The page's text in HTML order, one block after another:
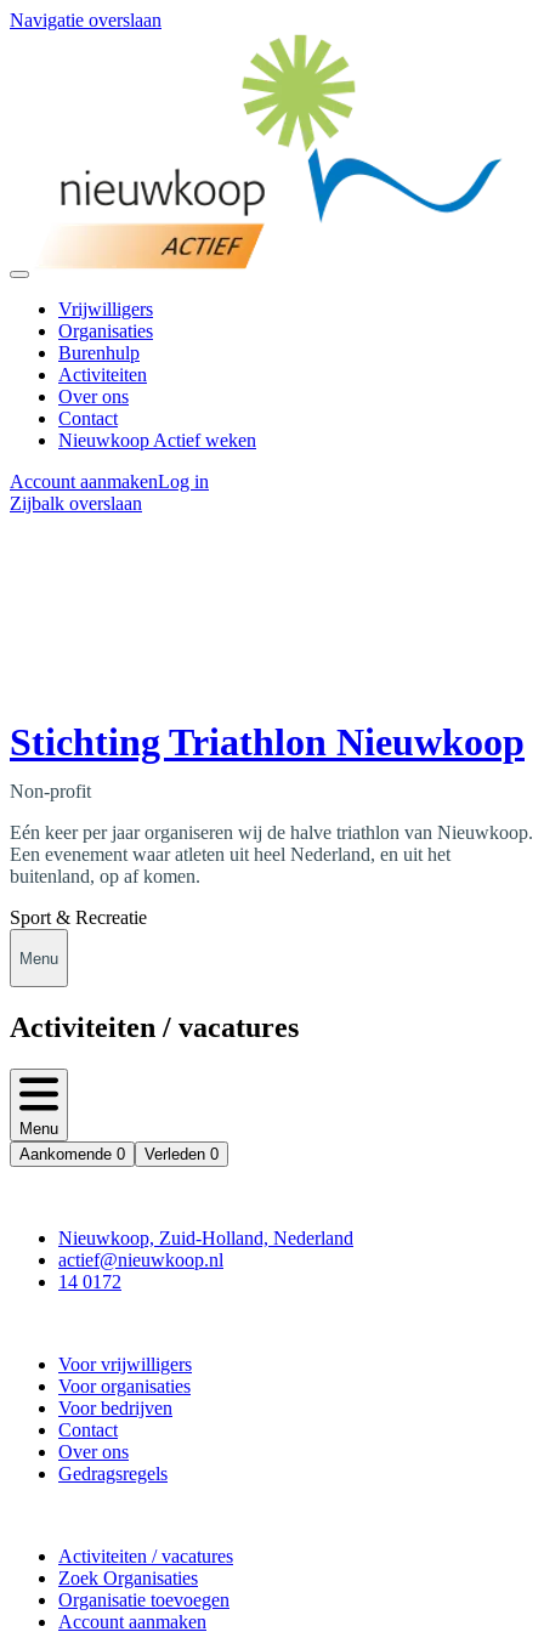
Navigatie overslaan
Vrijwilligers
Organisaties
Burenhulp
Activiteiten
Over ons
Contact
Nieuwkoop Actief weken
Account aanmakenLog in
Zijbalk overslaan
Stichting Triathlon Nieuwkoop
Non-profit
Eén keer per jaar organiseren wij de halve triathlon van Nieuwkoop.
Een evenement waar atleten uit heel Nederland, en uit het
buitenland, op af komen.
Sport & Recreatie
Menu
Activiteiten / vacatures
Menu
Aankomende 0 Verleden 0
Nieuwkoop, Zuid-Holland, Nederland
actief@nieuwkoop.nl
14 0172
Voor vrijwilligers
Voor organisaties
Voor bedrijven
Contact
Over ons
Gedragsregels
Activiteiten / vacatures
Zoek Organisaties
Organisatie toevoegen
Account aanmaken